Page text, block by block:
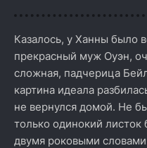
Казалось, у Ханны было
прекрасный муж Оуэн,
сложная, падчерица
картина идеала
не вернулся домой. Не
только одинокий листок
двумя роковыми